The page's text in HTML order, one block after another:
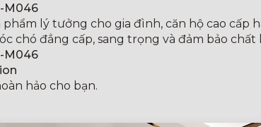
M046
lý tưởng cho gia đình, căn hộ cao cấp
chó đẳng cấp, sang trọng và đảm bảo chất
M046
hảo cho bạn.